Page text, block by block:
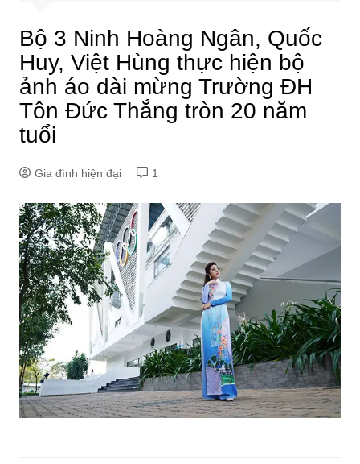
Bộ 3 Ninh Hoàng Ngân, Quốc
Huy, Việt Hùng thực hiện bộ
ảnh áo dài mừng Trường ĐH
Tôn Đức Thắng tròn 20 năm
tuổi
Gia đình hiện đại 1